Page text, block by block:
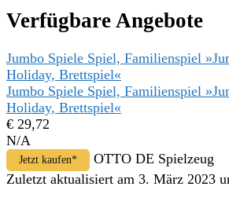
Verfügbare Angebote
Jumbo Spiele Spiel, Familienspiel
Holiday, Brettspiel«
Jumbo Spiele Spiel, Familienspiel
Holiday, Brettspiel«
€ 29,72
N/A
Jetzt kaufen*
OTTO DE Spielzeug
Zuletzt aktualisiert am 3. März 2023